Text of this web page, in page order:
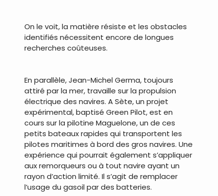
On le voit, la matière résiste et les obstacles
identifiés nécessitent encore de longues
recherches coûteuses.
En parallèle, Jean-Michel Germa, toujours
attiré par la mer, travaille sur la propulsion
électrique des navires. A Sète, un projet
expérimental, baptisé Green Pilot, est en
cours sur la pilotine Maguelone, un de ces
petits bateaux rapides qui transportent les
pilotes maritimes à bord des gros navires. Une
expérience qui pourrait également s’appliquer
aux remorqueurs ou à tout navire ayant un
rayon d’action limité. Il s’agit de remplacer
l’usage du gasoil par des batteries.